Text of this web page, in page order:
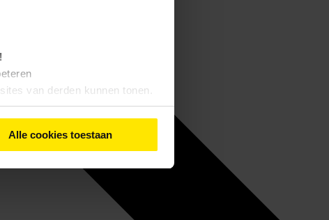
van derden kunnen tonen.
' vindt u meer
Alle cookies toestaan